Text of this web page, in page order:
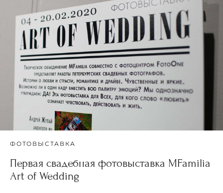
ФОТОВЫСТАВКА
Первая свадебная фотовыставка MFamilia
Art of Wedding